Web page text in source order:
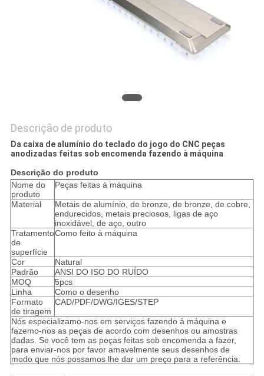
Descrição de produto
Da caixa de alumínio do teclado do jogo do CNC peças
anodizadas feitas sob encomenda fazendo à máquina
Descrição do produto
Nome do
produto
Peças feitas à máquina
Material
Metais de alumínio, de bronze, de bronze, de cobre,
endurecidos, metais preciosos, ligas de aço
inoxidável, de aço, outro
Tratamento
de
superfície
Como feito à máquina
Cor
Natural
Padrão
ANSI DO ISO DO RUÍDO
MOQ
5pcs
Linha
Como o desenho
Formato
de tiragem
CAD/PDF/DWG/IGES/STEP
Nós especializamo-nos em serviços fazendo à máquina e
fazemo-nos as peças de acordo com desenhos ou amostras
dadas. Se você tem as peças feitas sob encomenda a fazer,
para enviar-nos por favor amavelmente seus desenhos de
modo que nós possamos lhe dar um preço para a referência.